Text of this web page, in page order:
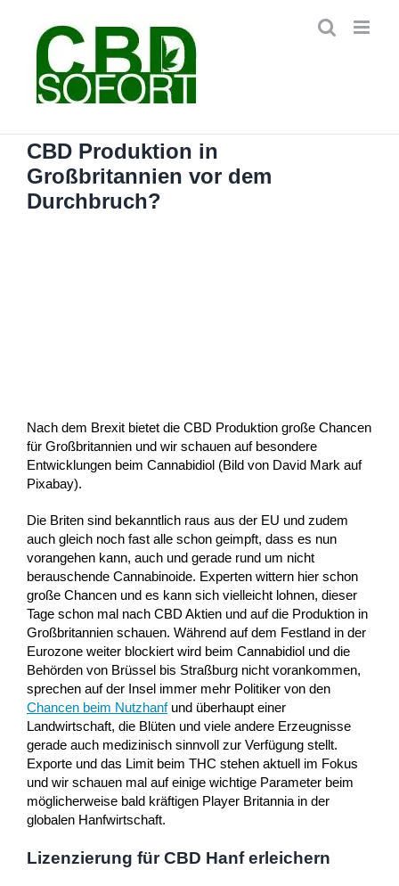
springen
CBD Produktion in
Großbritannien vor dem
Durchbruch?
Nach dem Brexit bietet die CBD Produktion große Chancen
für Großbritannien und wir schauen auf besondere
Entwicklungen beim Cannabidiol (Bild von David Mark auf
Pixabay).
Die Briten sind bekanntlich raus aus der EU und zudem
auch gleich noch fast alle schon geimpft, dass es nun
vorangehen kann, auch und gerade rund um nicht
berauschende Cannabinoide. Experten wittern hier schon
große Chancen und es kann sich vielleicht lohnen, dieser
Tage schon mal nach CBD Aktien und auf die Produktion in
Großbritannien schauen. Während auf dem Festland in der
Eurozone weiter blockiert wird beim Cannabidiol und die
Behörden von Brüssel bis Straßburg nicht vorankommen,
sprechen auf der Insel immer mehr Politiker von den
Chancen beim Nutzhanfund überhaupt einer
Landwirtschaft, die Blüten und viele andere Erzeugnisse
gerade auch medizinisch sinnvoll zur Verfügung stellt.
Exporte und das Limit beim THC stehen aktuell im Fokus
und wir schauen mal auf einige wichtige Parameter beim
möglicherweise bald kräftigen Player Britannia in der
globalen Hanfwirtschaft.
Lizenzierung für CBD Hanf erleichern